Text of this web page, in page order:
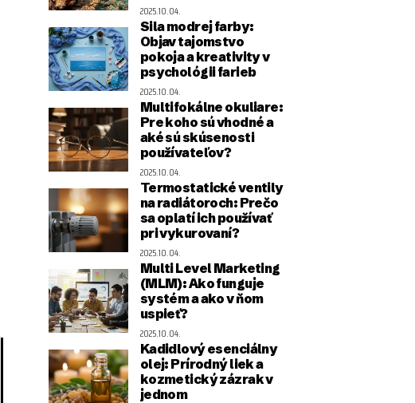
2025.10.04.
Sila modrej farby:
Objav tajomstvo
pokoja a kreativity v
psychológii farieb
2025.10.04.
Multifokálne okuliare:
Pre koho sú vhodné a
aké sú skúsenosti
používateľov?
2025.10.04.
Termostatické ventily
na radiátoroch: Prečo
sa oplatí ich používať
pri vykurovaní?
2025.10.04.
Multi Level Marketing
(MLM): Ako funguje
systém a ako v ňom
uspieť?
2025.10.04.
Kadidlový esenciálny
olej: Prírodný liek a
kozmetický zázrak v
jednom